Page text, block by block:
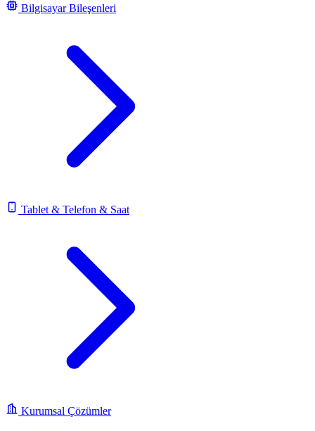
Bilgisayar Bileşenleri
Tablet & Telefon & Saat
Kurumsal Çözümler